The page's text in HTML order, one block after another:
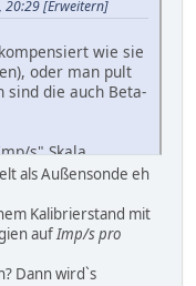
20:29[Erweitern]
wie sie
oder man pult
sind die auch Beta-
s" Skala
als Außensonde eh
Kalibrierstand mit
aufImp/s pro
Dann wird`s